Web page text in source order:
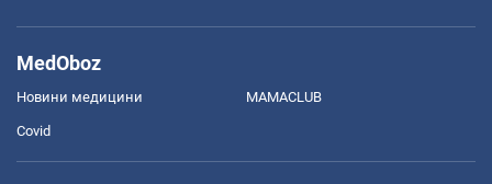
MedOboz
Новини медицини MAMACLUB
Covid